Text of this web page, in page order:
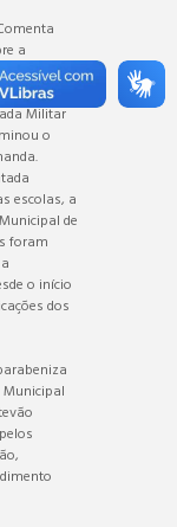
a
uma
Militar
o
escolas, a
de
foram
o início
dos